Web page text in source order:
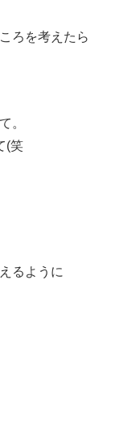
ろを考えたら
。
(笑
るように